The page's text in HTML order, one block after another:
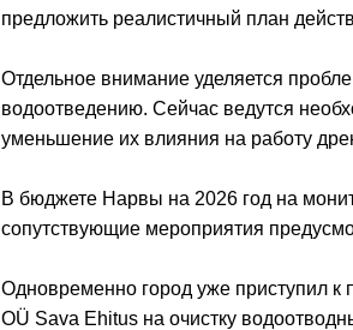
предложить реалистичный план
Отдельное внимание уделяется
водоотведению. Сейчас ведутся
уменьшение их влияния на работу
В бюджете Нарвы на 2026 год на
сопутствующие мероприятия
Одновременно город уже приступил к
OÜ Sava Ehitus на очистку